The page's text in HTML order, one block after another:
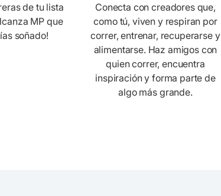
de tu lista
MP que
soñado!
Conecta con creadores que,
como tú, viven y respiran por
correr, entrenar, recuperarse y
alimentarse. Haz amigos con
quien correr, encuentra
inspiración y forma parte de
algo más grande.